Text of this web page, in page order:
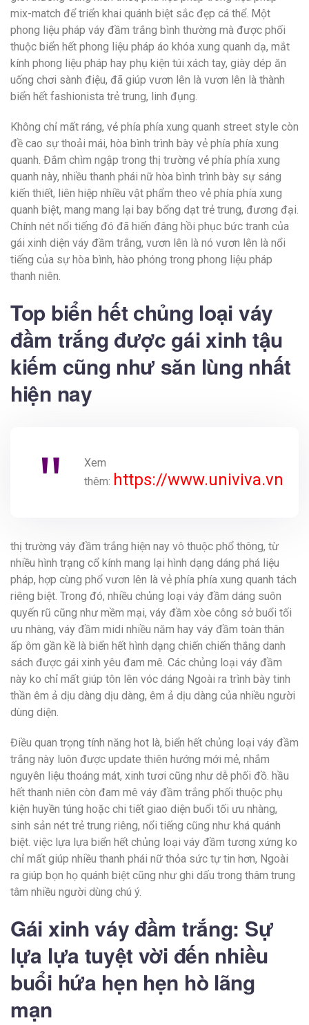
mix-match để triển khai quánh biệt sắc đẹp cá thể. Một
phong liệu pháp váy đầm trắng bình thường mà được phối
thuộc biển hết phong liệu pháp áo khóa xung quanh dạ, mắt
kính phong liệu pháp hay phụ kiện túi xách tay, giày dép ăn
uống chơi sành điệu, đã giúp vươn lên là vươn lên là thành
biển hết fashionista trẻ trung, linh đụng.
Không chỉ mất ráng, vẻ phía phía xung quanh street style còn
đề cao sự thoải mái, hòa bình trình bày vẻ phía phía xung
quanh. Đắm chìm ngập trong thị trường vẻ phía phía xung
quanh này, nhiều thanh phái nữ hòa bình trình bày sự sáng
kiến thiết, liên hiệp nhiều vật phẩm theo vẻ phía phía xung
quanh biệt, mang mang lại bay bổng dạt trẻ trung, đương đại.
Chính nét nổi tiếng đó đã hiến đâng hồi phục bức tranh của
gái xinh diện váy đầm trắng, vươn lên là nó vươn lên là nổi
tiếng của sự hòa bình, hào phóng trong phong liệu pháp
thanh niên.
Top biển hết chủng loại váy
đầm trắng được gái xinh tậu
kiếm cũng như săn lùng nhất
hiện nay
Xem
thêm: https://www.univiva.vn
thị trường váy đầm trắng hiện nay vô thuộc phổ thông, từ
nhiều hình trạng cổ kính mang lại hình dạng dáng phá liệu
pháp, hợp cùng phổ vươn lên là vẻ phía phía xung quanh tách
riêng biệt. Trong đó, nhiều chủng loại váy đầm dáng suôn
quyến rũ cũng như mềm mại, váy đầm xòe công sở buổi tối
ưu nhàng, váy đầm midi nhiều năm hay váy đầm toàn thân
ấp ôm gần kề là biển hết hình dạng chiến chiến thắng danh
sách được gái xinh yêu đam mê. Các chủng loại váy đầm
này ko chỉ mất giúp tôn lên vóc dáng Ngoài ra trình bày tinh
thần êm ả dịu dàng dịu dàng, êm ả dịu dàng của nhiều người
dùng diện.
Điều quan trọng tính năng hot là, biển hết chủng loại váy đầm
trắng này luôn được update thiên hướng mới mẻ, nhắm
nguyên liệu thoáng mát, xinh tươi cũng như dễ phối đồ. hầu
hết thanh niên còn đam mê váy đầm trắng phối thuộc phụ
kiện huyền túng hoặc chi tiết giao diện buổi tối ưu nhàng,
sinh sản nét trẻ trung riêng, nổi tiếng cũng như khá quánh
biệt. việc lựa lựa biển hết chủng loại váy đầm tương xứng ko
chỉ mất giúp nhiều thanh phái nữ thỏa sức tự tin hơn, Ngoài
ra giúp bọn họ quánh biệt cũng như ghi dấu trong thâm trung
tâm nhiều người dùng chú ý.
Gái xinh váy đầm trắng: Sự
lựa lựa tuyệt vời đến nhiều
buổi hứa hẹn hẹn hò lãng
mạn